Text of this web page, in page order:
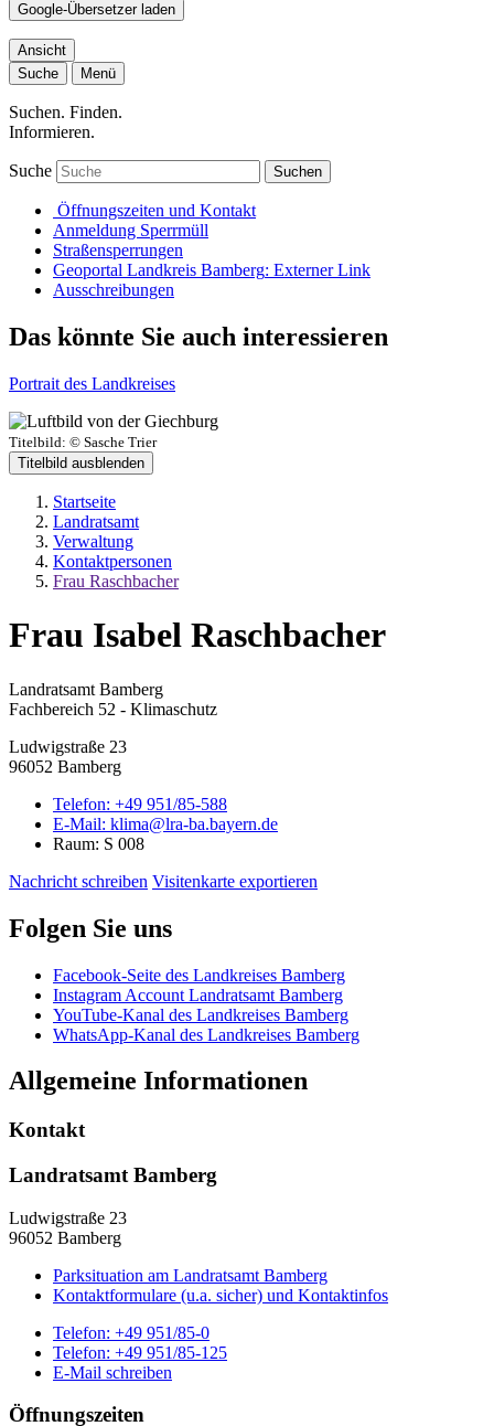
Google-Übersetzer laden
Ansicht
Suche
Menü
Suchen. Finden.
Informieren.
Suche Suchen
Öffnungszeiten und Kontakt
Anmeldung Sperrmüll
Straßensperrungen
Geoportal Landkreis Bamberg: Externer Link
Ausschreibungen
Das könnte Sie auch interessieren
Portrait des Landkreises
Titelbild: © Sasche Trier
Titelbild ausblenden
Startseite
Landratsamt
Verwaltung
Kontaktpersonen
Frau Raschbacher
Frau Isabel Raschbacher
Landratsamt Bamberg
Fachbereich 52 - Klimaschutz
Ludwigstraße 23
96052 Bamberg
Telefon: +49 951/85-588
E-Mail: klima@lra-ba.bayern.de
Raum: S 008
Nachricht schreiben Visitenkarte exportieren
Folgen Sie uns
Facebook-Seite des Landkreises Bamberg
Instagram Account Landratsamt Bamberg
YouTube-Kanal des Landkreises Bamberg
WhatsApp-Kanal des Landkreises Bamberg
Allgemeine Informationen
Kontakt
Landratsamt Bamberg
Ludwigstraße 23
96052 Bamberg
Parksituation am Landratsamt Bamberg
Kontaktformulare (u.a. sicher) und Kontaktinfos
Telefon: +49 951/85-0
Telefon: +49 951/85-125
E-Mail schreiben
Öffnungszeiten